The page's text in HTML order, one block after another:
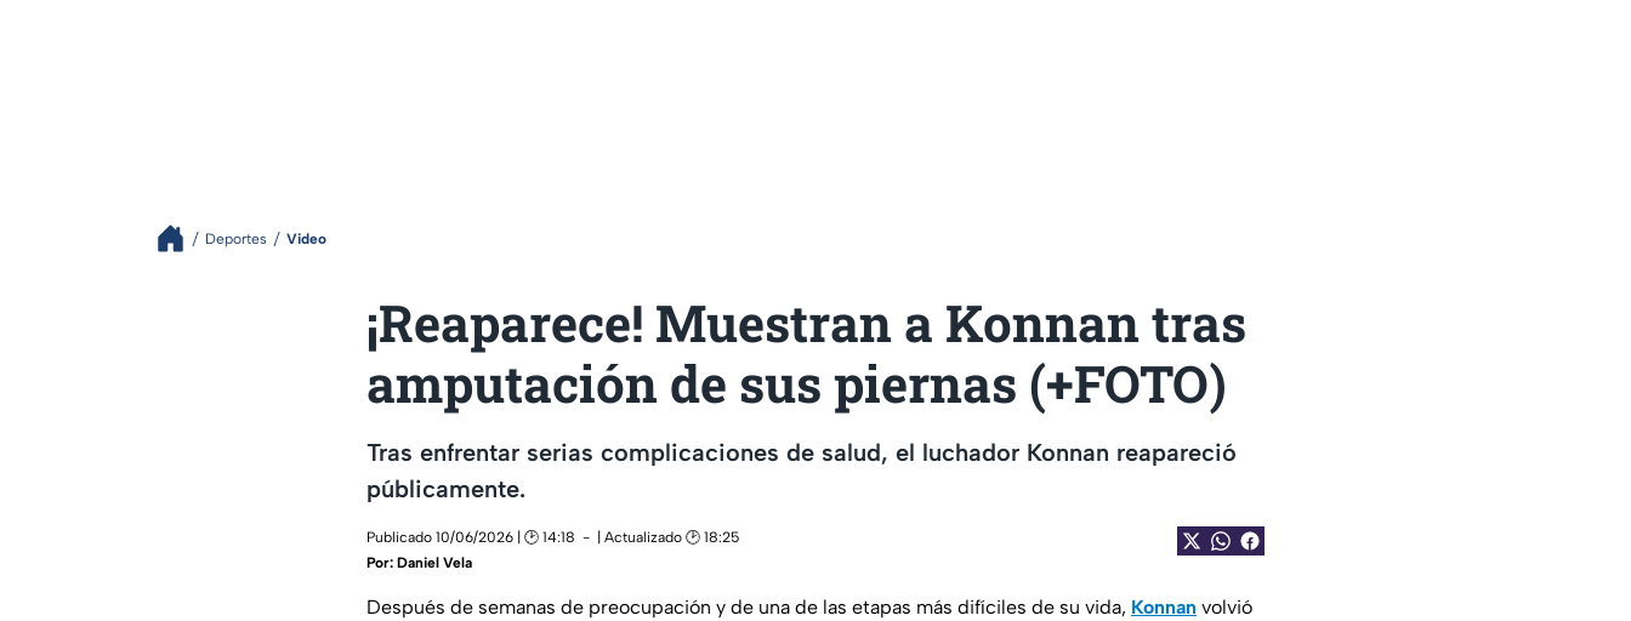
Deportes Video
¡Reaparece! Muestran a Konnan tras
amputación de sus piernas (+FOTO)
Tras enfrentar serias complicaciones de salud, el luchador Konnan reapareció
públicamente.
Publicado 10/06/2026 | 🕑 14:18
| Actualizado 🕑 18:25
Por: Daniel Vela
Después de semanas de preocupación y de una de las etapas más difíciles de su vida, Konnan volvió